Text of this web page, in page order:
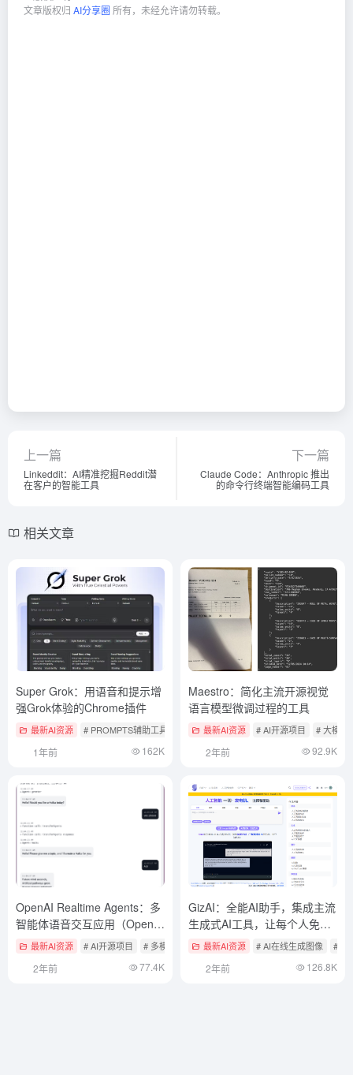
文章版权归 AI分享圈 所有，未经允许请勿转载。
上一篇
Linkeddit：AI精准挖掘Reddit潜
在客户的智能工具
下一篇
Claude Code：Anthropic 推出
的命令行终端智能编码工具
相关文章
Super Grok：用语音和提示增
强Grok体验的Chrome插件
最新AI资源 # PROMPTS辅助工具
1年前 162K
Maestro：简化主流开源视觉
语言模型微调过程的工具
最新AI资源 # AI开源项目 # 大模型
2年前 92.9K
OpenAI Realtime Agents：多
智能体语音交互应用（OpenAI
示例）
最新AI资源 # AI开源项目 # 多模态实时互动产品
2年前 77.4K
GizAI：全能AI助手，集成主流
生成式AI工具，让每个人免费
使用商业化AI工具
最新AI资源 # AI在线生成图像 # AI
2年前 126.8K